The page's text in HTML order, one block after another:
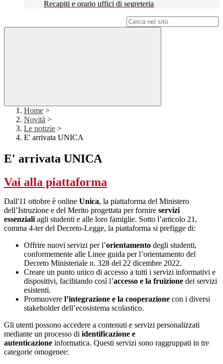
Recapiti e orario uffici di segreteria
Home >
Novità >
Le notizie >
E' arrivata UNICA
E' arrivata UNICA
Vai alla piattaforma
Dall'11 ottobre è online Unica, la piattaforma del Ministero
dell’Istruzione e del Merito progettata per fornire servizi
essenziali agli studenti e alle loro famiglie. Sotto l’articolo 21,
comma 4-ter del Decreto-Legge, la piattaforma si prefigge di:
Offrire nuovi servizi per l’orientamento degli studenti,
conformemente alle Linee guida per l’orientamento del
Decreto Ministeriale n. 328 del 22 dicembre 2022.
Creare un punto unico di accesso a tutti i servizi informativi e
dispositivi, facilitando così l’accesso e la fruizione dei servizi
esistenti.
Promuovere l’integrazione e la cooperazione con i diversi
stakeholder dell’ecosistema scolastico.
Gli utenti possono accedere a contenuti e servizi personalizzati
mediante un processo di identificazione e
autenticazione informatica. Questi servizi sono raggruppati in tre
categorie omogenee: